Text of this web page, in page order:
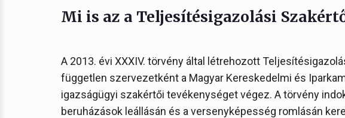
Mi is az a Teljesítésigazolási
A 2013. évi XXXIV. törvény által létrehozott
független szervezetként a Magyar Kereskedelmi és
igazságügyi szakértői tevékenységet végez. A törvény
beruházások leállásán és a versenyképesség romlásán